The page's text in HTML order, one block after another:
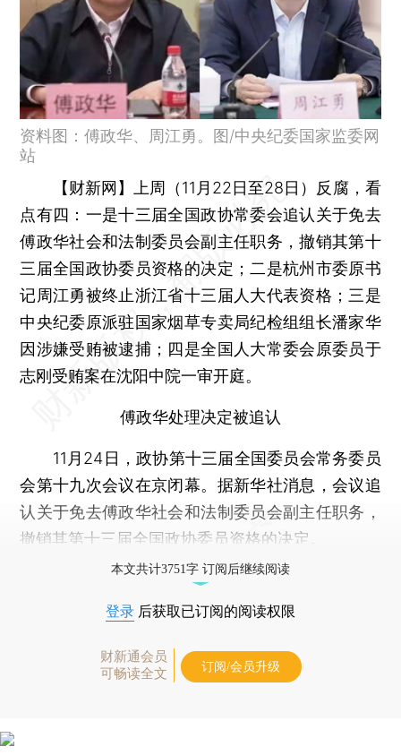
资料图：傅政华、周江勇。图/中央纪委国家监委网
站
【财新网】
上周（11月22日至28日）反腐，看
点有四：一是十三届全国政协常委会追认关于免去
傅政华社会和法制委员会副主任职务，撤销其第十
三届全国政协委员资格的决定；二是杭州市委原书
记周江勇被终止浙江省十三届人大代表资格；三是
中央纪委原派驻国家烟草专卖局纪检组组长潘家华
因涉嫌受贿被逮捕；四是全国人大常委会原委员于
志刚受贿案在沈阳中院一审开庭。
傅政华处理决定被追认
11月24日，政协第十三届全国委员会常务委员
会第十九次会议在京闭幕。据新华社消息，会议追
认关于免去傅政华社会和法制委员会副主任职务，
撤销其第十三届全国政协委员资格的决定。
本文共计3751字 订阅后继续阅读
登录 后获取已订阅的阅读权限
财新通会员
可畅读全文
订阅/会员升级